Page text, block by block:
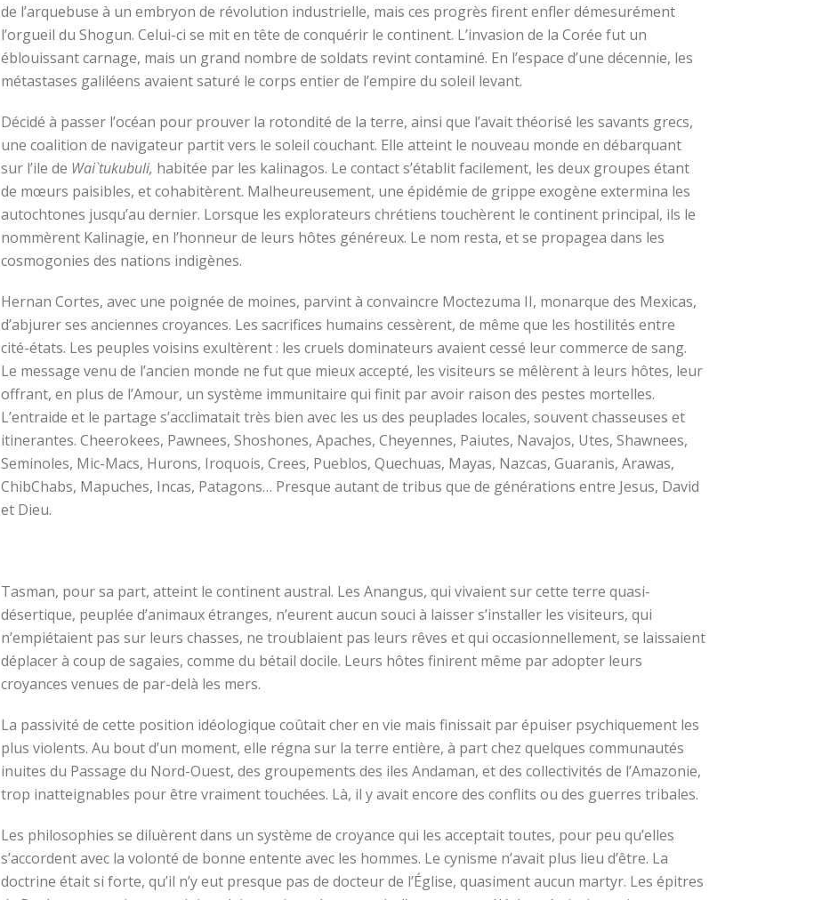
de l’arquebuse à un embryon de révolution industrielle, mais ces progrès firent enfler démesurément
l’orgueil du Shogun. Celui-ci se mit en tête de conquérir le continent. L’invasion de la Corée fut un
éblouissant carnage, mais un grand nombre de soldats revint contaminé. En l’espace d’une décennie, les
métastases galiléens avaient saturé le corps entier de l’empire du soleil levant.
Décidé à passer l’océan pour prouver la rotondité de la terre, ainsi que l’avait théorisé les savants grecs,
une coalition de navigateur partit vers le soleil couchant. Elle atteint le nouveau monde en débarquant
sur l’ile de Wai`tukubuli, habitée par les kalinagos. Le contact s’établit facilement, les deux groupes étant
de mœurs paisibles, et cohabitèrent. Malheureusement, une épidémie de grippe exogène extermina les
autochtones jusqu’au dernier. Lorsque les explorateurs chrétiens touchèrent le continent principal, ils le
nommèrent Kalinagie, en l’honneur de leurs hôtes généreux. Le nom resta, et se propagea dans les
cosmogonies des nations indigènes.
Hernan Cortes, avec une poignée de moines, parvint à convaincre Moctezuma II, monarque des Mexicas,
d’abjurer ses anciennes croyances. Les sacrifices humains cessèrent, de même que les hostilités entre
cité-états. Les peuples voisins exultèrent : les cruels dominateurs avaient cessé leur commerce de sang.
Le message venu de l’ancien monde ne fut que mieux accepté, les visiteurs se mêlèrent à leurs hôtes, leur
offrant, en plus de l’Amour, un système immunitaire qui finit par avoir raison des pestes mortelles.
L’entraide et le partage s’acclimatait très bien avec les us des peuplades locales, souvent chasseuses et
itinerantes. Cheerokees, Pawnees, Shoshones, Apaches, Cheyennes, Paiutes, Navajos, Utes, Shawnees,
Seminoles, Mic-Macs, Hurons, Iroquois, Crees, Pueblos, Quechuas, Mayas, Nazcas, Guaranis, Arawas,
ChibChabs, Mapuches, Incas, Patagons… Presque autant de tribus que de générations entre Jesus, David
et Dieu.
Tasman, pour sa part, atteint le continent austral. Les Anangus, qui vivaient sur cette terre quasi-
désertique, peuplée d’animaux étranges, n’eurent aucun souci à laisser s’installer les visiteurs, qui
n’empiétaient pas sur leurs chasses, ne troublaient pas leurs rêves et qui occasionnellement, se laissaient
déplacer à coup de sagaies, comme du bétail docile. Leurs hôtes finirent même par adopter leurs
croyances venues de par-delà les mers.
La passivité de cette position idéologique coûtait cher en vie mais finissait par épuiser psychiquement les
plus violents. Au bout d’un moment, elle régna sur la terre entière, à part chez quelques communautés
inuites du Passage du Nord-Ouest, des groupements des iles Andaman, et des collectivités de l’Amazonie,
trop inatteignables pour être vraiment touchées. Là, il y avait encore des conflits ou des guerres tribales.
Les philosophies se diluèrent dans un système de croyance qui les acceptait toutes, pour peu qu’elles
s’accordent avec la volonté de bonne entente avec les hommes. Le cynisme n’avait plus lieu d’être. La
doctrine était si forte, qu’il n’y eut presque pas de docteur de l’Église, quasiment aucun martyr. Les épitres